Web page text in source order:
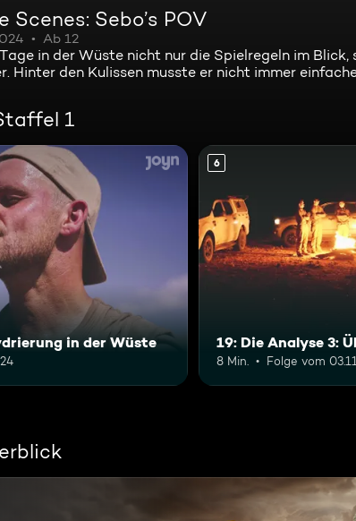
Scenes: Sebo’s POV
Ab 12
in der Wüste nicht nur die Spielregeln im
Hinter den Kulissen musste er nicht immer
1
in der Wüste
6
19: Die Analyse 3:
8 Min. Folge vom